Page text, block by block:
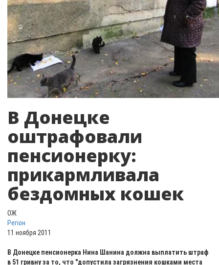
В Донецке
оштрафовали
пенсионерку:
прикармливала
бездомных кошек
ОЖ
Регіон
11 ноября 2011
В Донецке пенсионерка Нина Шанина должна выплатить штраф
в 51 гривну за то, что "допустила загрязнения кошками места